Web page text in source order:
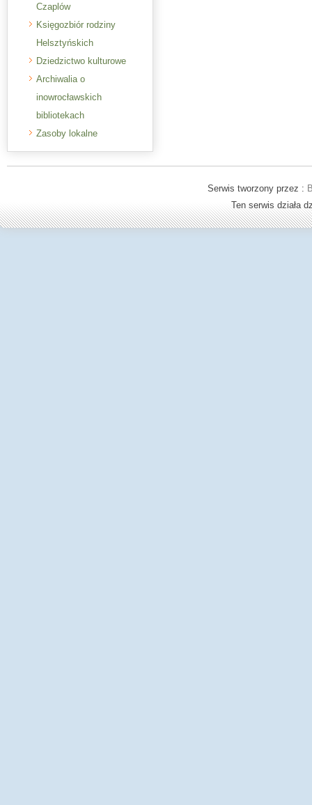
Czaplów
Księgozbiór rodziny
Helsztyńskich
Dziedzictwo kulturowe
Archiwalia o
inowrocławskich
bibliotekach
Zasoby lokalne
Serwis tworzony przez :
Ten serwis działa